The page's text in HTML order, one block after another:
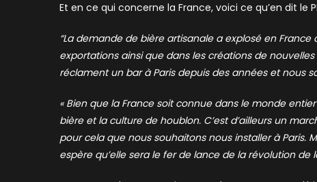
Et en ce qui concerne la France, voici ce qu’en dit le
“La demande de bière artisanale a explosé en
exportations ainsi que dans les créations de
réclament un bar à Paris depuis des années et nous
« Bien que la France soit connue dans le monde
bière et la culture de houblon. C’est d’ailleurs un
pour cela que nous souhaitons nous installer à
espère qu’elle sera le fer de lance de la révolution de